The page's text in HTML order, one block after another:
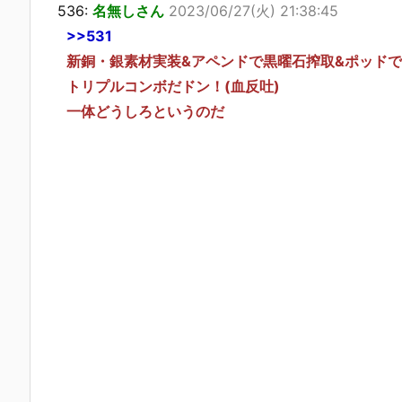
536: 名無しさん 2023/06/27(火) 21:38:45
>>531
新銅・銀素材実装&アペンドで黒曜石搾取&ポッド
トリプルコンボだドン！(血反吐)
一体どうしろというのだ